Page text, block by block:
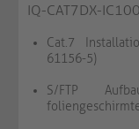
IQ-CAT7DX-
Cat.7
61156-5)
S/FTP